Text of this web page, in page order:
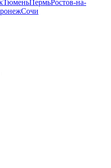
ТюменьПермьРостов-на-
Сочи